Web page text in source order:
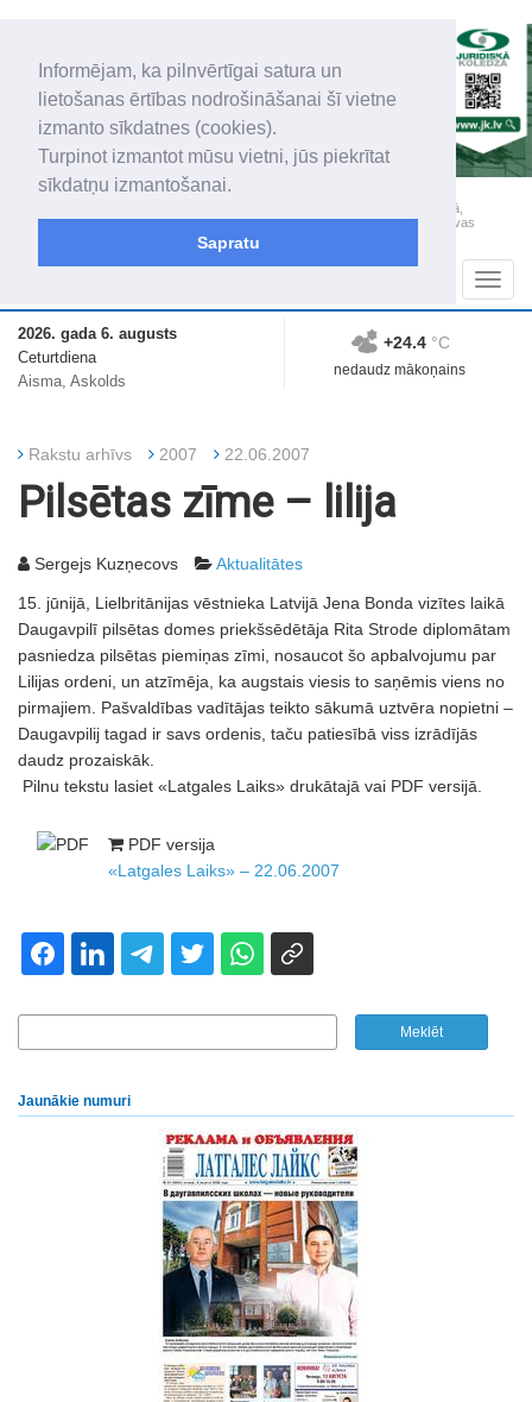
Informējam, ka pilnvērtīgai satura un
lietošanas ērtības nodrošināšanai šī vietne
izmanto sīkdatnes (cookies).
Turpinot izmantot mūsu vietni, jūs piekrītat
sīkdatņu izmantošanai.
Sapratu
„Latgales Laiks” iznāk latviešu un krievu valodās visā Dienvidlatgalē un Sēlijā,
„Latgales Laiks” latviešu valodā aptver Daugavpils valstspilsētu, Augšdaugavas
novadu un apkārtējos novadus un pilsētas.
2026. gada 6. augusts
Ceturtdiena
Aisma, Askolds
+24.4 °C
nedaudz mākoņains
Rakstu arhīvs 2007 22.06.2007
Pilsētas zīme – lilija
Sergejs Kuzņecovs Aktualitātes
15. jūnijā, Lielbritānijas vēstnieka Latvijā Jena Bonda vizītes laikā
Daugavpilī pilsētas domes priekšsēdētāja Rita Strode diplomātam
pasniedza pilsētas piemiņas zīmi, nosaucot šo apbalvojumu par
Lilijas ordeni, un atzīmēja, ka augstais viesis to saņēmis viens no
pirmajiem. Pašvaldības vadītājas teikto sākumā uztvēra nopietni –
Daugavpilij tagad ir savs ordenis, taču patiesībā viss izrādījās
daudz prozaiskāk.
Pilnu tekstu lasiet «Latgales Laiks» drukātajā vai PDF versijā.
PDF versija
«Latgales Laiks» – 22.06.2007
Jaunākie numuri